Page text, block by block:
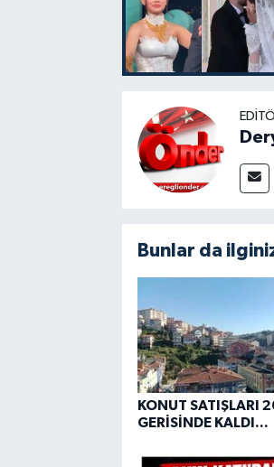
Bunlar da
KONUT SATIŞLARI
GERİSİNDE KALDI...